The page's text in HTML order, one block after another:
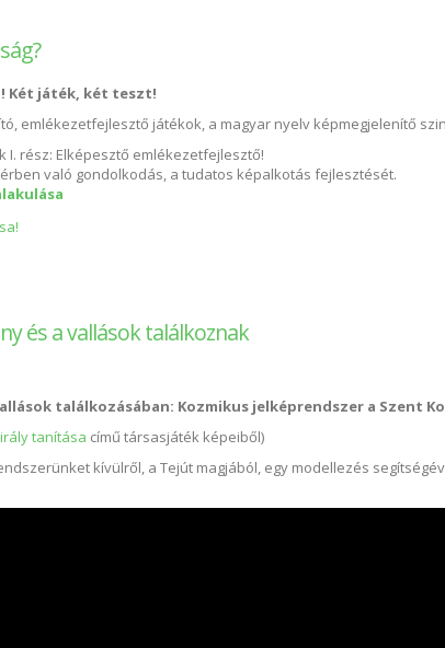
Két játék, két teszt!
emlékezetfejlesztő játékok, a magyar nyelv képmegjelenítő
I. rész: Elképesztő emlékezetfejlesztő!
való gondolkodás, a tudatos képalkotás fejlesztését.
és a vallások találkoznak
találkozásában: Kozmikus jelképrendszer a Szent
tanítása című társasjáték képeiből)
kívülről, a Tejút magjából, egy modellezés